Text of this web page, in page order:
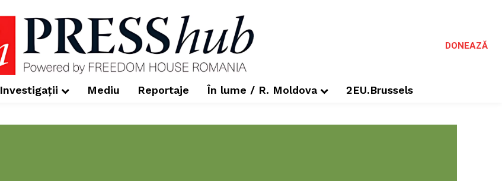
DONEAZĂ
Investigații Mediu Reportaje În lume / R. Moldova 2EU.Brussels